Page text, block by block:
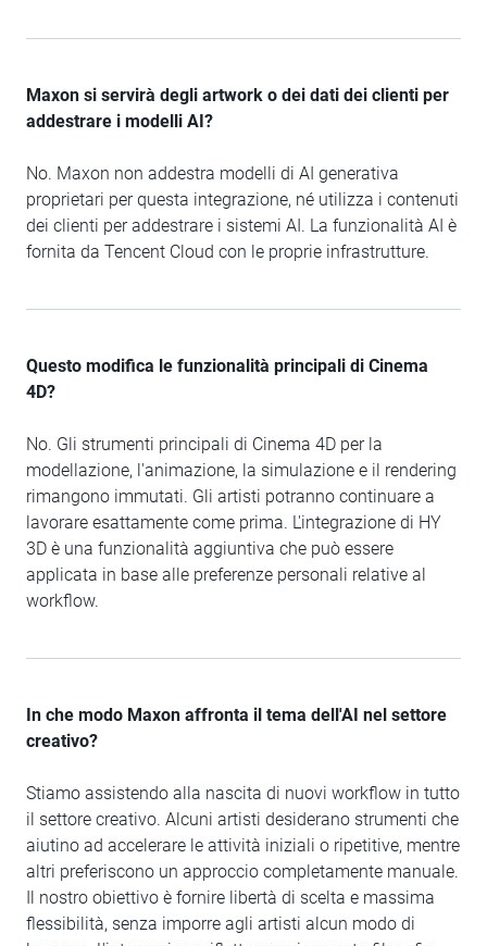
Maxon si servirà degli artwork o dei dati dei clienti per
addestrare i modelli AI?
No. Maxon non addestra modelli di AI generativa
proprietari per questa integrazione, né utilizza i contenuti
dei clienti per addestrare i sistemi AI. La funzionalità AI è
fornita da Tencent Cloud con le proprie infrastrutture.
Questo modifica le funzionalità principali di Cinema
4D?
No. Gli strumenti principali di Cinema 4D per la
modellazione, l'animazione, la simulazione e il rendering
rimangono immutati. Gli artisti potranno continuare a
lavorare esattamente come prima. L'integrazione di HY
3D è una funzionalità aggiuntiva che può essere
applicata in base alle preferenze personali relative al
workflow.
In che modo Maxon affronta il tema dell'AI nel settore
creativo?
Stiamo assistendo alla nascita di nuovi workflow in tutto
il settore creativo. Alcuni artisti desiderano strumenti che
aiutino ad accelerare le attività iniziali o ripetitive, mentre
altri preferiscono un approccio completamente manuale.
Il nostro obiettivo è fornire libertà di scelta e massima
flessibilità, senza imporre agli artisti alcun modo di